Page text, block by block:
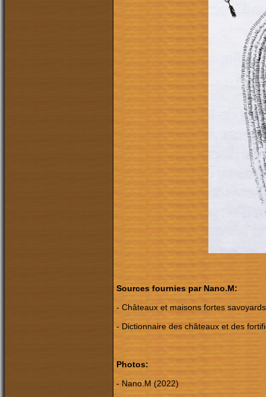
Sources fournies par Nano.M:
- Châteaux et maisons fortes
- Dictionnaire des châteaux et des
Photos:
- Nano.M (2022)